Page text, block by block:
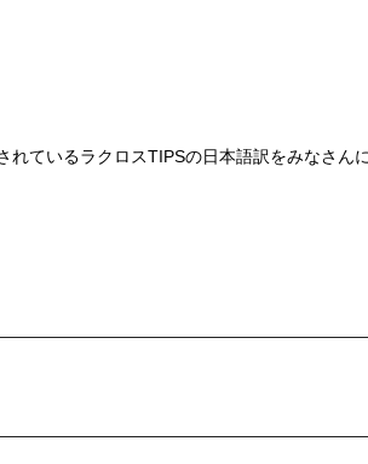
ているラクロスTIPSの日本語訳をみなさん